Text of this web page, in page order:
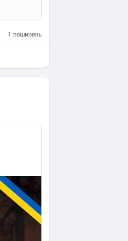
1 поширень